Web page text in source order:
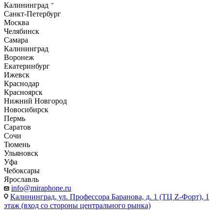
Калининград
Санкт-Петербург
Москва
Челябинск
Самара
Калининград
Воронеж
Екатеринбург
Ижевск
Краснодар
Красноярск
Нижний Новгород
Новосибирск
Пермь
Саратов
Сочи
Тюмень
Ульяновск
Уфа
Чебоксары
Ярославль
info@miraphone.ru
Калининград, ул. Профессора Баранова, д. 1 (ТЦ Z-Форт), 1
этаж (вход со стороны центрального рынка)